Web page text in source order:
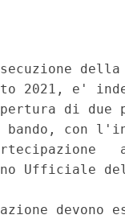
2021, e'
di
bando, con
Ufficiale
devono